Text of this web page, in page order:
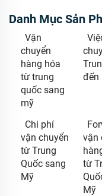
Danh Mục Sản
Vận
chuyển
hàng hóa
từ trung
quốc sang
mỹ
đến
Chi phí
vận chuyển
từ Trung
Quốc sang
Mỹ
vận
từ
Mỹ